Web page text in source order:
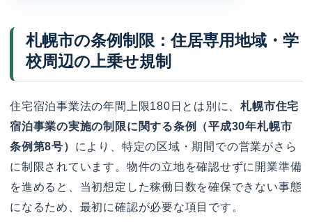
札幌市の条例制限：住居専用地域・学
校周辺の上乗せ規制
住宅宿泊事業法の年間上限180日とは別に、札幌市住宅
宿泊事業の実施の制限に関する条例（平成30年札幌市
条例第8号） により、特定の区域・期間での営業がさら
に制限されています。物件の立地を確認せずに開業準備
を進めると、当初想定した稼働日数を確保できない事態
になるため、最初に確認が必要な項目です。